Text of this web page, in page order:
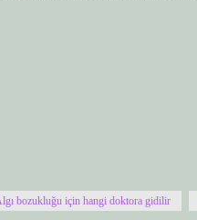
bozukluğu için hangi doktora gidilir